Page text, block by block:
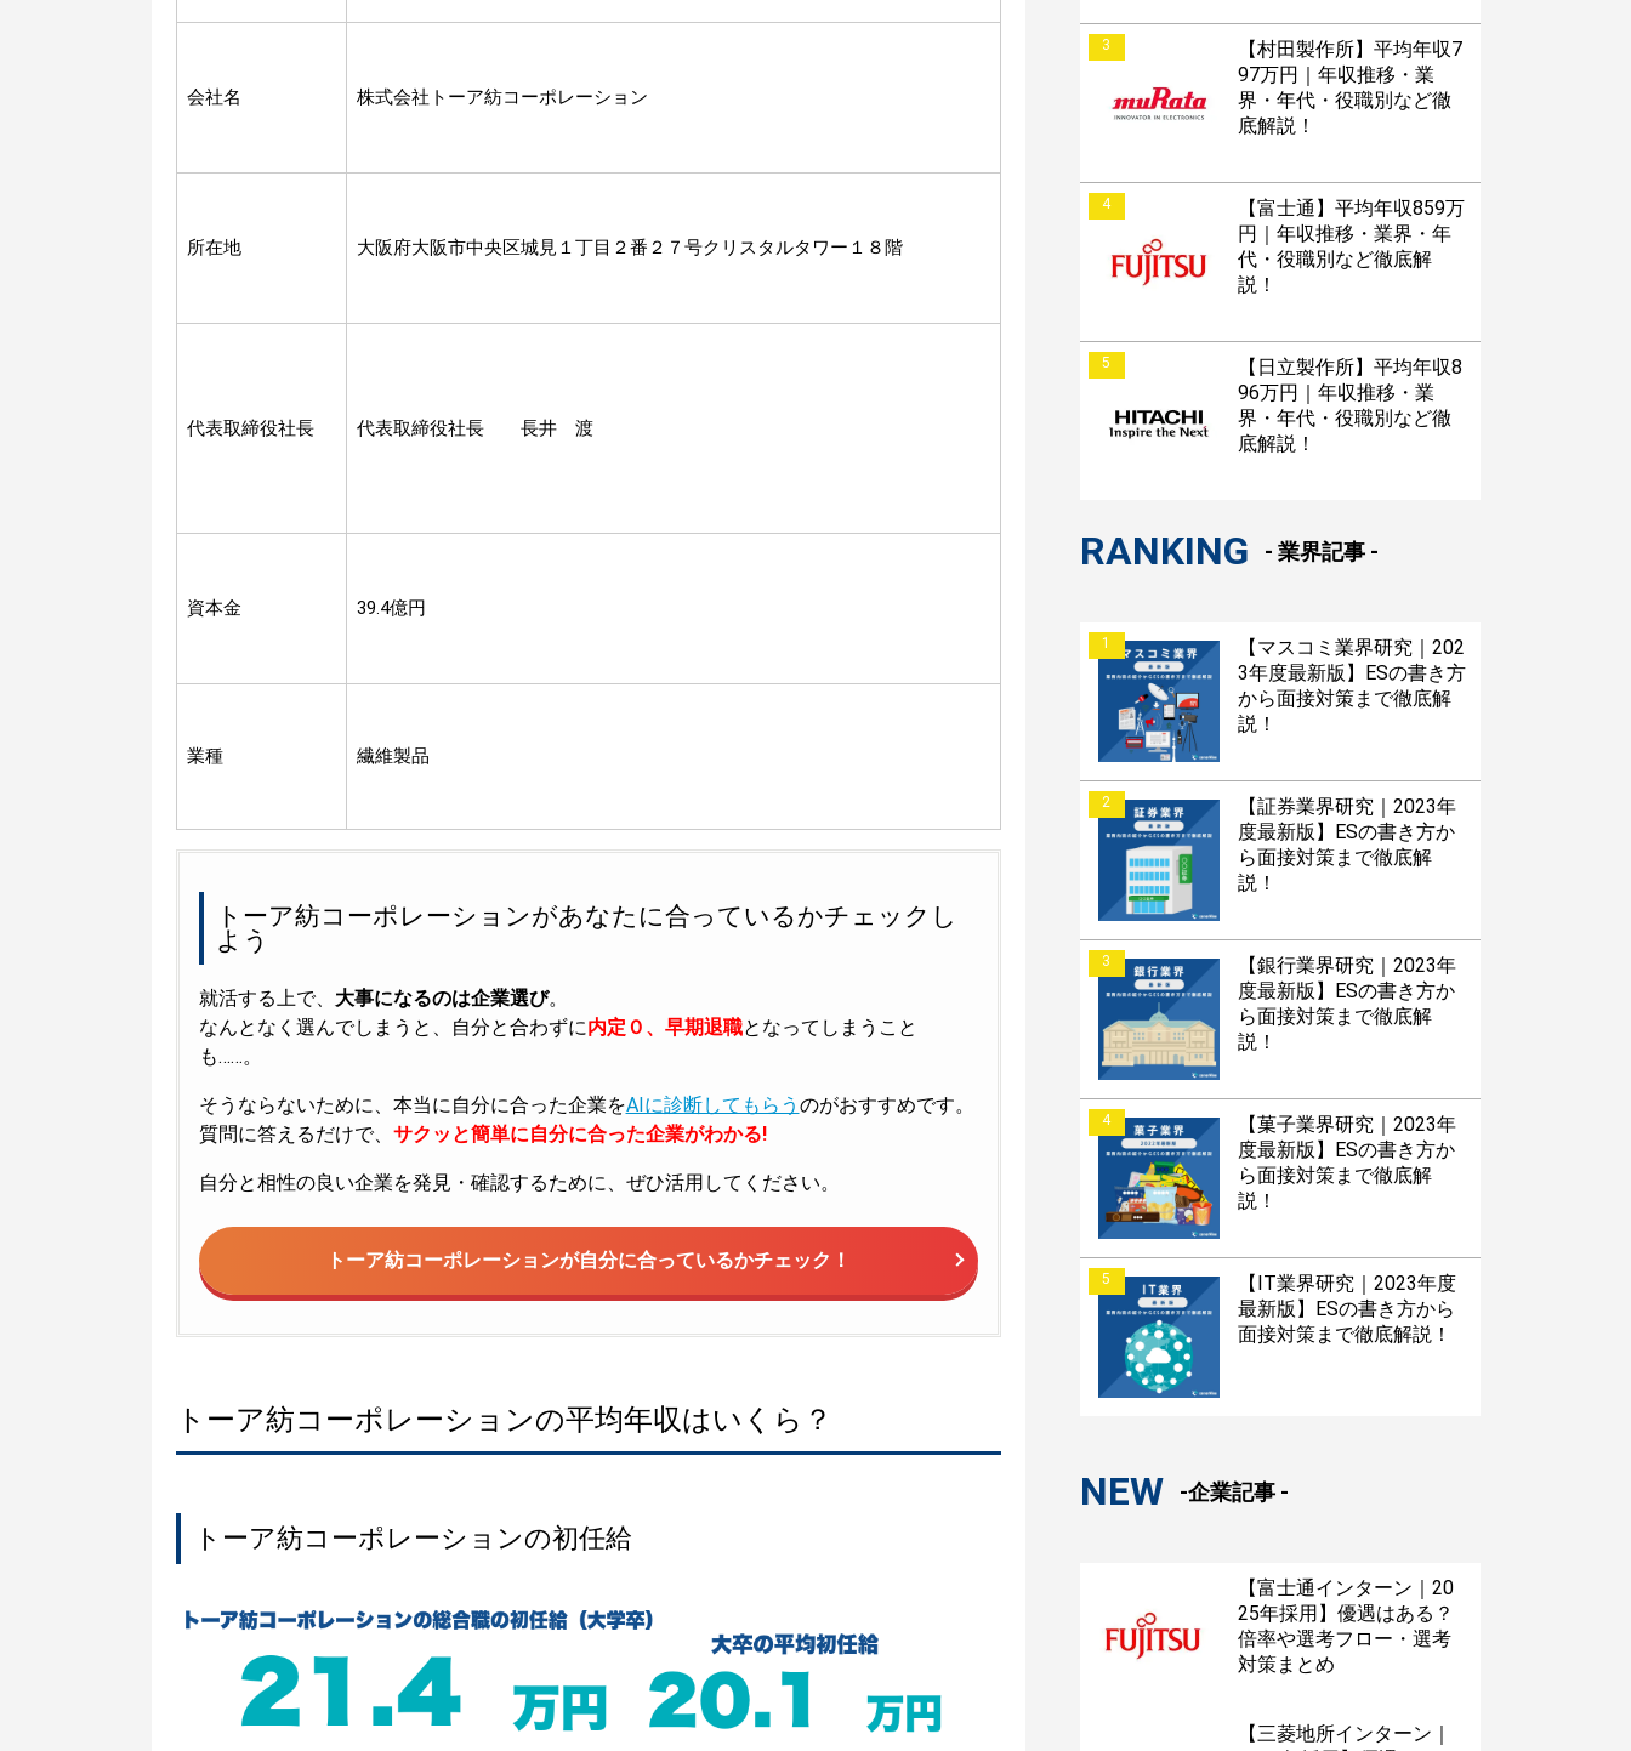
会社名 株式会社トーア紡コーポレーション
所在地 大阪府大阪市中央区城見１丁目２番２７号クリスタルタワー１８階
代表取締役社長 代表取締役社長 長井 渡
資本金 39.4億円
業種 繊維製品
トーア紡コーポレーションがあなたに合っているかチェックし
よう
就活する上で、 大事になるのは企業選び。
なんとなく選んでしまうと、自分と合わずに内定０、早期退職となってしまうこと
も……。
そうならないために、本当に自分に合った企業をAIに診断してもらう のがおすすめです。
質問に答えるだけで、 サクッと簡単に自分に合った企業がわかる!
自分と相性の良い企業を発見・確認するために、ぜひ活用してください。
トーア紡コーポレーションが自分に合っているかチェック！
トーア紡コーポレーションの平均年収はいくら？
トーア紡コーポレーションの初任給
3
【村田製作所】平均年収7
97万円｜年収推移・業
界・年代・役職別など徹
底解説！
4
【富士通】平均年収859万
円｜年収推移・業界・年
代・役職別など徹底解
説！
5
【日立製作所】平均年収8
96万円｜年収推移・業
界・年代・役職別など徹
底解説！
RANKING - 業界記事 -
1
【マスコミ業界研究｜202
3年度最新版】ESの書き方
から面接対策まで徹底解
説！
2
【証券業界研究｜2023年
度最新版】ESの書き方か
ら面接対策まで徹底解
説！
3
【銀行業界研究｜2023年
度最新版】ESの書き方か
ら面接対策まで徹底解
説！
4
【菓子業界研究｜2023年
度最新版】ESの書き方か
ら面接対策まで徹底解
説！
5
【IT業界研究｜2023年度
最新版】ESの書き方から
面接対策まで徹底解説！
NEW -企業記事 -
【富士通インターン｜20
25年採用】優遇はある？
倍率や選考フロー・選考
対策まとめ
【三菱地所インターン｜